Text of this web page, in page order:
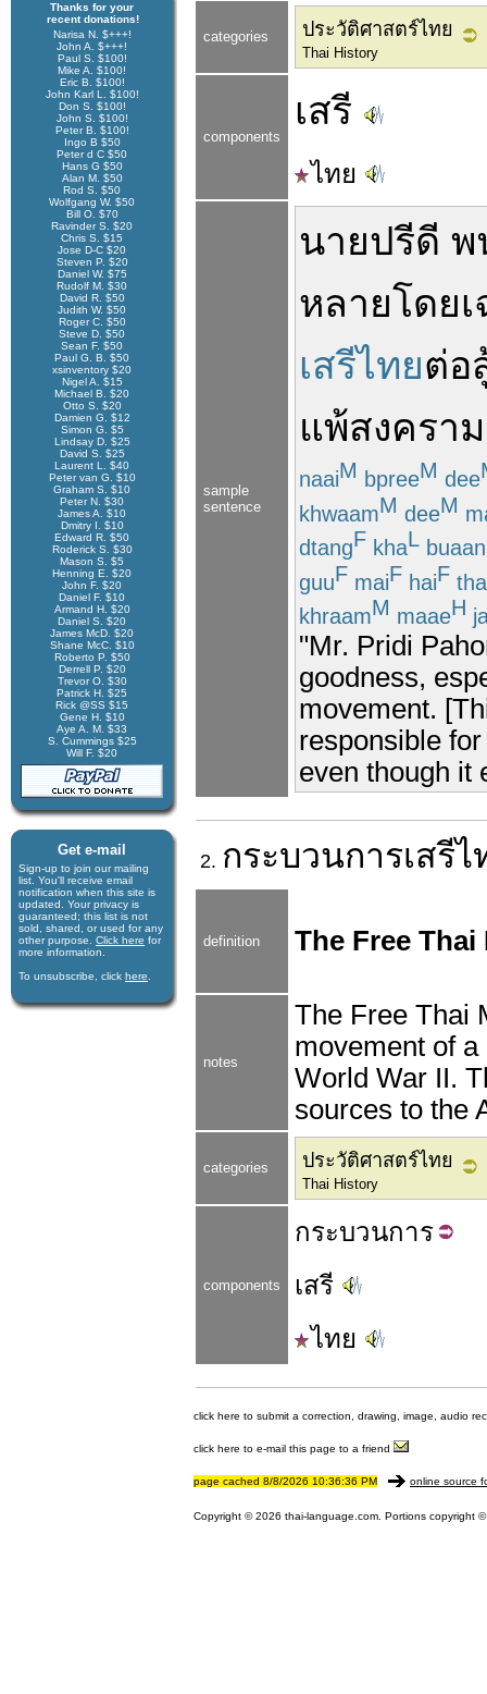
Thanks for your
recent donations!
Narisa N. $+++!
John A. $+++!
Paul S. $100!
Mike A. $100!
Eric B. $100!
John Karl L. $100!
Don S. $100!
John S. $100!
Peter B. $100!
Ingo B $50
Peter d C $50
Hans G $50
Alan M. $50
Rod S. $50
Wolfgang W. $50
Bill O. $70
Ravinder S. $20
Chris S. $15
Jose D-C $20
Steven P. $20
Daniel W. $75
Rudolf M. $30
David R. $50
Judith W. $50
Roger C. $50
Steve D. $50
Sean F. $50
Paul G. B. $50
xsinventory $20
Nigel A. $15
Michael B. $20
Otto S. $20
Damien G. $12
Simon G. $5
Lindsay D. $25
David S. $25
Laurent L. $40
Peter van G. $10
Graham S. $10
Peter N. $30
James A. $10
Dmitry I. $10
Edward R. $50
Roderick S. $30
Mason S. $5
Henning E. $20
John F. $20
Daniel F. $10
Armand H. $20
Daniel S. $20
James McD. $20
Shane McC. $10
Roberto P. $50
Derrell P. $20
Trevor O. $30
Patrick H. $25
Rick @SS $15
Gene H. $10
Aye A. M. $33
S. Cummings $25
Will F. $20
Get e-mail
Sign-up to join our mail­ing
list. You'll receive e­mail
notification when this site is
updated. Your privacy is
guaran­teed; this list is not
sold, shared, or used for any
other purpose. Click here for
more infor­mation.
To unsubscribe, click here
categories ประวัติศาสตร์ไทย
Thai History
components
เสรี
ไทย
sample
sentence
นายปรีดี
หลายโดย
เสรีไทยต่อ
แพ้สงคราม
naaiM bpreeM dee
khwaamM deeM
dtangF khaL buaan
guuF maiF haiF
khraamM maaeH
"Mr. Pridi
goodness,
movement.
responsible
even though it
2. กระบวนการเสรีไ
definition The Free Thai
notes
The Free Thai
movement of
World War II.
sources to the
categories ประวัติศาสตร์ไทย
Thai History
components
กระบวนการ
เสรี
ไทย
click here to submit a correction, drawing, image, audio
click here to e-mail this page to a friend
page cached 8/8/2026 10:36:36 PM online source
Copyright © 2026 thai-language.com. Portions copyright